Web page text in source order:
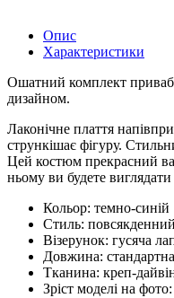
Опис
Характеристики
Ошатний комплект
дизайном.
Лаконічне плаття
стрункішає фігуру.
Цей костюм прекрасний
ньому ви будете
Кольор: темно-синій
Стиль: повсякденний
Візерунок: гусяча
Довжина: стандартна
Тканина: креп-
Зріст моделі на фото: